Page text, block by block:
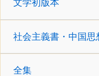
文学初版本
社会主義書・中国思
全集